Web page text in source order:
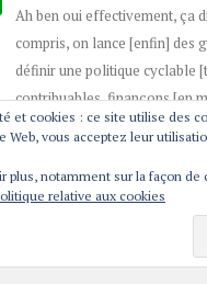
Ah ben oui effectivement, ça
compris, on lance [enfin] des
définir une politique cyclable
contribuables, finançons [en
de stationnement pour faire
et cookies : ce site utilise des
Web, vous acceptez leur
plus, notamment sur la façon
relative aux cookies